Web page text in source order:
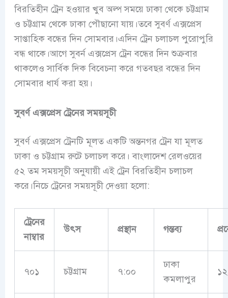
বিরতিহীন ট্রেন হওয়ার খুব অল্প সময়ে ঢাকা থেকে চট্টগ্রাম
ও চট্টগ্রাম থেকে ঢাকা পৌছানো যায়।তবে সুবর্ণ এক্সপ্রেস
সাপ্তাহিক বন্ধের দিন সোমবার।এদিন ট্রেন চলাচল পুরোপুরি
বন্ধ থাকে।আগে সুবর্ন এক্সপ্রেস ট্রেন বন্ধের দিন শুক্রবার
থাকলেও সার্বিক দিক বিবেচনা করে গতবছর বন্ধের দিন
সোমবার ধার্য করা হয়।
সুবর্ণ এক্সপ্রেসট্রেনের সময়সূচী
সুবর্ণ এক্সপ্রেস ট্রেনটি মূলত একটি অন্তনগর ট্রেন যা মূলত
ঢাকা ও চট্টগ্রাম রুটে চলাচল করে।বাংলাদেশ রেলওয়ের
৫২ তম সময়সূচী অনুযায়ী এই ট্রেন বিরতিহীন চলাচল
করে।নিচে ট্রেনের সময়সূচী দেওয়া হলো:
ট্রেনের
নাম্বার
উৎস প্রস্থান গন্তব্য
৭০১ চট্টগ্রাম ৭:০০
ঢাকা
কমলাপুর